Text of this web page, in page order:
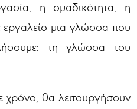
η ομαδικότητα, η
εργαλείο μια γλώσσα που
τη γλώσσα του
θα λειτουργήσουν